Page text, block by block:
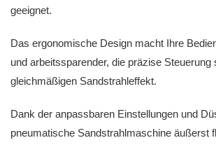
geeignet.
Das ergonomische Design macht Ihre
und arbeitssparender, die präzise Steuerung
gleichmäßigen Sandstrahleffekt.
Dank der anpassbaren Einstellungen und
pneumatische Sandstrahlmaschine äußerst